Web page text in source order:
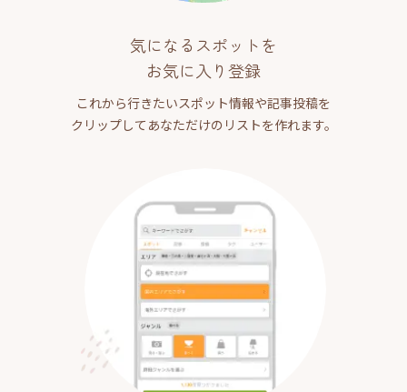
気になるスポットを
お気に入り登録
これから行きたいスポット情報や記事投稿を
クリップしてあなただけのリストを作れます。